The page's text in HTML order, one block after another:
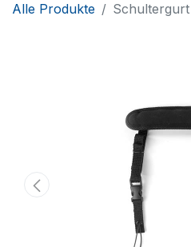
Alle Produkte Schultergurt